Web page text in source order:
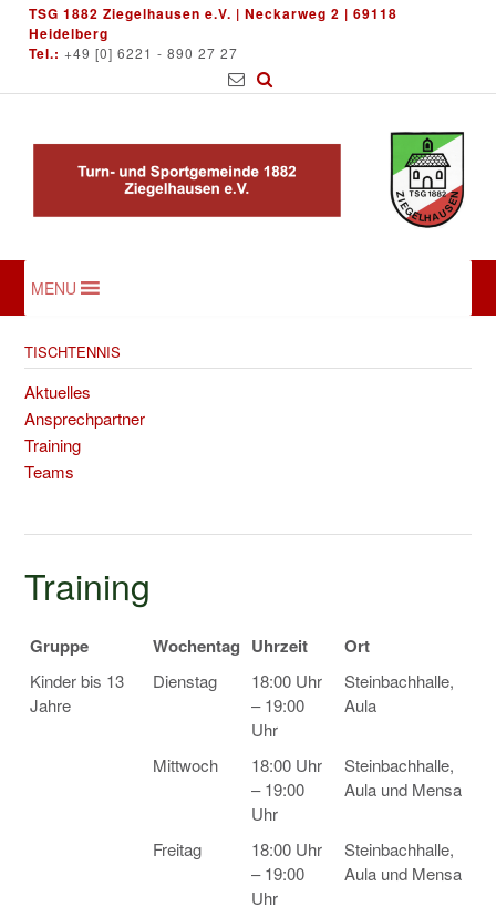
Skip
content
TSG 1882 Ziegelhausen e.V. | Neckarweg 2 | 69118
Heidelberg
Tel.: +49 [0] 6221 - 890 27 27
MENU
TISCHTENNIS
Aktuelles
Ansprechpartner
Training
Teams
Training
Gruppe Wochentag Uhrzeit Ort
Kinder bis 13
Jahre
Dienstag
18:00 Uhr
– 19:00
Uhr
Steinbachhalle,
Aula
Mittwoch
18:00 Uhr
– 19:00
Uhr
Steinbachhalle,
Aula und Mensa
Freitag
18:00 Uhr
– 19:00
Uhr
Steinbachhalle,
Aula und Mensa